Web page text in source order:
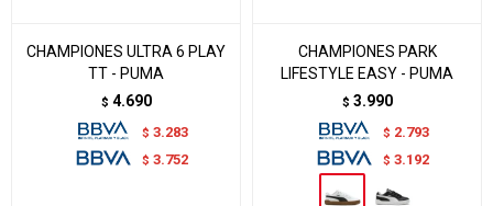
CHAMPIONES ULTRA 6 PLAY
TT - PUMA
$ 4.690
$ 3.283
$ 3.752
CHAMPIONES PARK
LIFESTYLE EASY - PUMA
$ 3.990
$ 2.793
$ 3.192